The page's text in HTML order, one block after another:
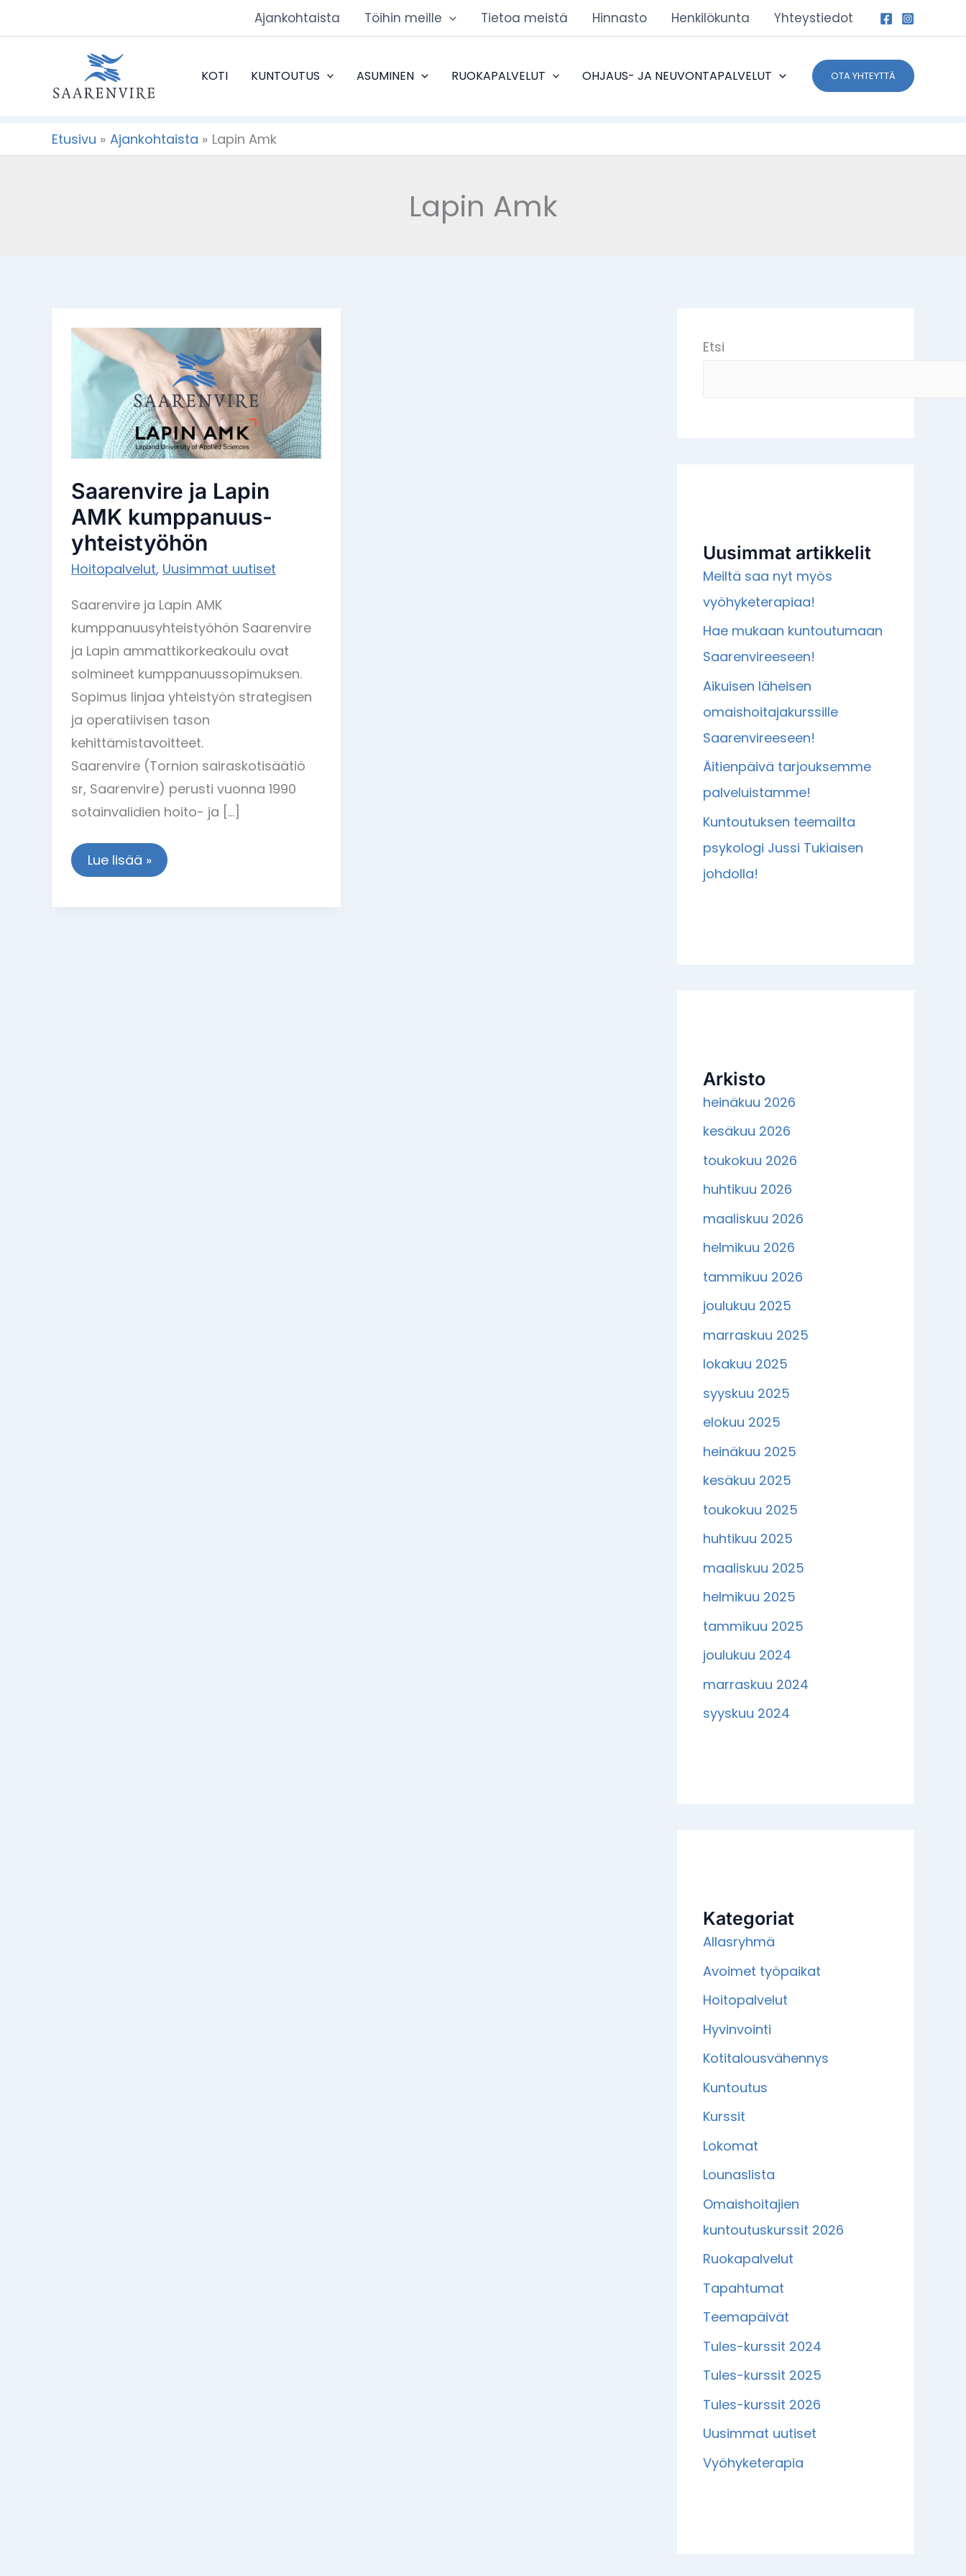
sisältöön
Ajankohtaista Töihin meille Tietoa meistä Hinnasto Henkilökunta Yhteystiedot
KOTI KUNTOUTUS ASUMINEN RUOKAPALVELUT OHJAUS- JA NEUVONTAPALVELUT OTA YHTEYTTÄ
Etusivu Ajankohtaista Lapin Amk
Lapin Amk
Saarenvire ja Lapin
AMK kumppanuus-
yhteistyöhön
Hoitopalvelut, Uusimmat uutiset
Saarenvire ja Lapin AMK
kumppanuusyhteistyöhön Saarenvire
ja Lapin ammattikorkeakoulu ovat
solmineet kumppanuussopimuksen.
Sopimus linjaa yhteistyön strategisen
ja operatiivisen tason
kehittämistavoitteet.
Saarenvire (Tornion sairaskotisäätiö
sr, Saarenvire) perusti vuonna 1990
sotainvalidien hoito- ja […]
Saarenvire
ja
Lapin
AMK
kumppanuus-
yhteistyöhön
Lue lisää »
Etsi
Uusimmat artikkelit
Meiltä saa nyt myös
vyöhyketerapiaa!
Hae mukaan kuntoutumaan
Saarenvireeseen!
Aikuisen läheisen
omaishoitajakurssille
Saarenvireeseen!
Äitienpäivä tarjouksemme
palveluistamme!
Kuntoutuksen teemailta
psykologi Jussi Tukiaisen
johdolla!
Arkisto
heinäkuu 2026
kesäkuu 2026
toukokuu 2026
huhtikuu 2026
maaliskuu 2026
helmikuu 2026
tammikuu 2026
joulukuu 2025
marraskuu 2025
lokakuu 2025
syyskuu 2025
elokuu 2025
heinäkuu 2025
kesäkuu 2025
toukokuu 2025
huhtikuu 2025
maaliskuu 2025
helmikuu 2025
tammikuu 2025
joulukuu 2024
marraskuu 2024
syyskuu 2024
Kategoriat
Allasryhmä
Avoimet työpaikat
Hoitopalvelut
Hyvinvointi
Kotitalousvähennys
Kuntoutus
Kurssit
Lokomat
Lounaslista
Omaishoitajien
kuntoutuskurssit 2026
Ruokapalvelut
Tapahtumat
Teemapäivät
Tules-kurssit 2024
Tules-kurssit 2025
Tules-kurssit 2026
Uusimmat uutiset
Vyöhyketerapia